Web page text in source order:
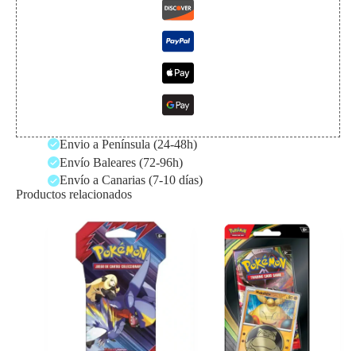
Envio a Península (24-48h)
Envío Baleares (72-96h)
Envío a Canarias (7-10 días)
Productos relacionados